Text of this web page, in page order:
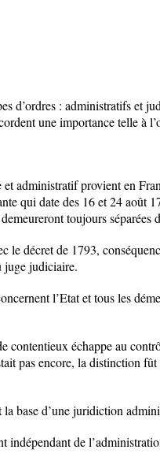
d’ordres : administratifs et
une importance telle à
administratif provient en
qui date des 16 et 24 août
toujours séparées
le décret de 1793,
juge judiciaire.
l’Etat et tous les
contentieux échappe au
pas encore, la distinction
base d’une juridiction
indépendant de